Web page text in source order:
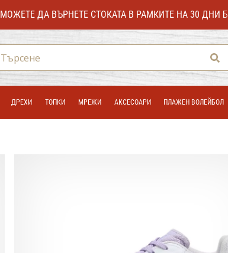
МОЖЕТЕ ДА ВЪРНЕТЕ СТОКАТА В РАМКИТЕ НА 30 ДНИ
Търсене
ДРЕХИ ТОПКИ МРЕЖИ АКСЕСОАРИ ПЛАЖЕН ВОЛЕЙБОЛ